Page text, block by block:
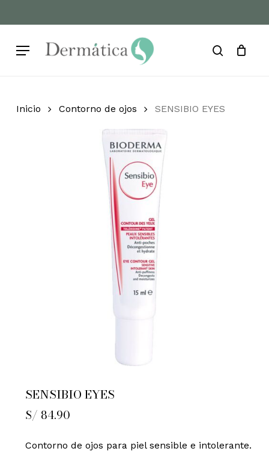
to
content
Menu search
Cart Close
Inicio Contorno de ojos SENSIBIO EYES
SENSIBIO EYES
S/ 84.90
Contorno de ojos para piel sensible e intolerante.